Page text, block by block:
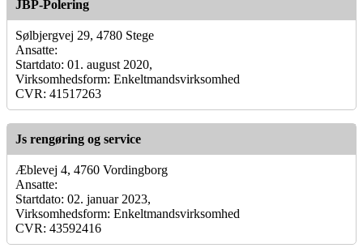
JBP-Polering
Sølbjergvej 29, 4780 Stege
Ansatte:
Startdato: 01. august 2020,
Virksomhedsform: Enkeltmandsvirksomhed
CVR: 41517263
Js rengøring og service
Æblevej 4, 4760 Vordingborg
Ansatte:
Startdato: 02. januar 2023,
Virksomhedsform: Enkeltmandsvirksomhed
CVR: 43592416